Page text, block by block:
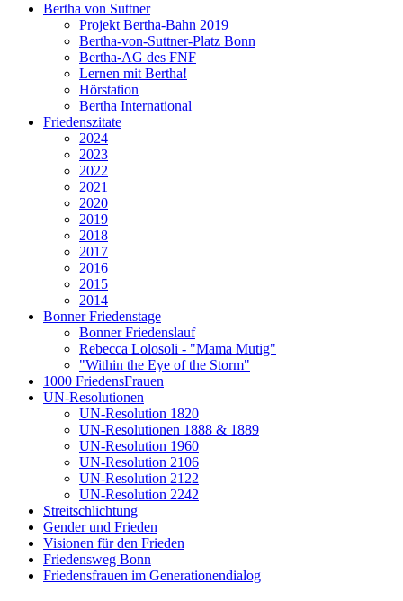
Bertha von Suttner
Projekt Bertha-Bahn 2019
Bertha-von-Suttner-Platz Bonn
Bertha-AG des FNF
Lernen mit Bertha!
Hörstation
Bertha International
Friedenszitate
2024
2023
2022
2021
2020
2019
2018
2017
2016
2015
2014
Bonner Friedenstage
Bonner Friedenslauf
Rebecca Lolosoli - "Mama Mutig"
"Within the Eye of the Storm"
1000 FriedensFrauen
UN-Resolutionen
UN-Resolution 1820
UN-Resolutionen 1888 & 1889
UN-Resolution 1960
UN-Resolution 2106
UN-Resolution 2122
UN-Resolution 2242
Streitschlichtung
Gender und Frieden
Visionen für den Frieden
Friedensweg Bonn
Friedensfrauen im Generationendialog